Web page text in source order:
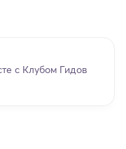
с Клубом Гидов